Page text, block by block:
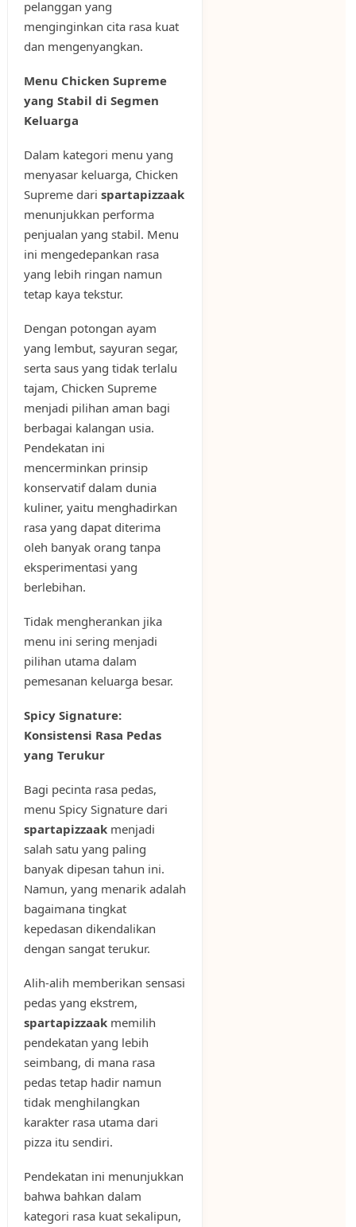
pelanggan yang
menginginkan cita rasa kuat
dan mengenyangkan.
Menu Chicken Supreme
yang Stabil di Segmen
Keluarga
Dalam kategori menu yang
menyasar keluarga, Chicken
Supreme dari spartapizzaak
menunjukkan performa
penjualan yang stabil. Menu
ini mengedepankan rasa
yang lebih ringan namun
tetap kaya tekstur.
Dengan potongan ayam
yang lembut, sayuran segar,
serta saus yang tidak terlalu
tajam, Chicken Supreme
menjadi pilihan aman bagi
berbagai kalangan usia.
Pendekatan ini
mencerminkan prinsip
konservatif dalam dunia
kuliner, yaitu menghadirkan
rasa yang dapat diterima
oleh banyak orang tanpa
eksperimentasi yang
berlebihan.
Tidak mengherankan jika
menu ini sering menjadi
pilihan utama dalam
pemesanan keluarga besar.
Spicy Signature:
Konsistensi Rasa Pedas
yang Terukur
Bagi pecinta rasa pedas,
menu Spicy Signature dari
spartapizzaakmenjadi
salah satu yang paling
banyak dipesan tahun ini.
Namun, yang menarik adalah
bagaimana tingkat
kepedasan dikendalikan
dengan sangat terukur.
Alih-alih memberikan sensasi
pedas yang ekstrem,
spartapizzaakmemilih
pendekatan yang lebih
seimbang, di mana rasa
pedas tetap hadir namun
tidak menghilangkan
karakter rasa utama dari
pizza itu sendiri.
Pendekatan ini menunjukkan
bahwa bahkan dalam
kategori rasa kuat sekalipun,